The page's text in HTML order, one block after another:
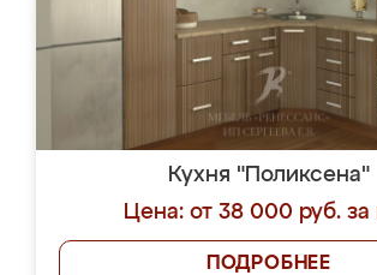
Кухня "Поликсена"
Цена: от 38 000 руб. за
ПОДРОБНЕЕ